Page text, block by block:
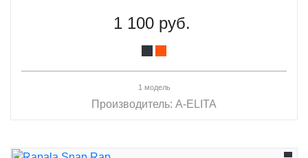
1 100 руб.
1 модель
Производитель: A-ELITA